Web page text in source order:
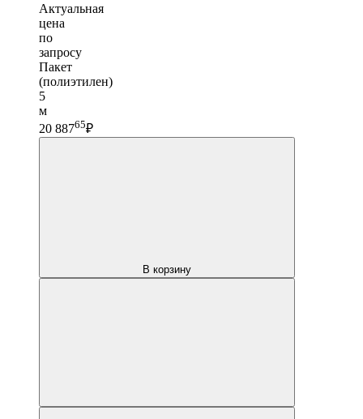
Актуальная
цена
по
запросу
Пакет
(полиэтилен)
5
м
20 88765₽
В корзину